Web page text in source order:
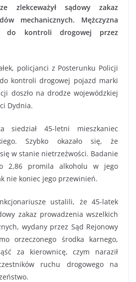
zlekceważył sądowy zakaz
mechanicznych. Mężczyzna
do kontroli drogowej przez
policjanci z Posterunku Policji
kontroli drogowej pojazd marki
doszło na drodze wojewódzkiej
Dydnia.
siedział 45-letni mieszkaniec
Szybko okazało się, że
w stanie nietrzeźwości. Badanie
2,86 promila alkoholu w jego
nie koniec jego przewinień.
ustalili, że 45-latek
zakaz prowadzenia wszelkich
wydany przez Sąd Rejonowy
orzeczonego środka karnego,
za kierownicę, czym naraził
ruchu drogowego na